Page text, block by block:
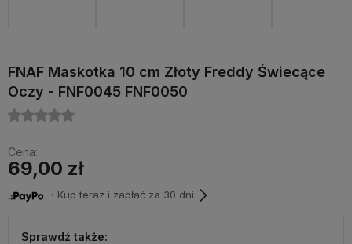
FNAF Maskotka 10 cm Złoty Freddy Świecące
Oczy - FNF0045 FNF0050
Cena:
69,00 zł
・Kup teraz i zapłać za 30 dni
Sprawdź także: